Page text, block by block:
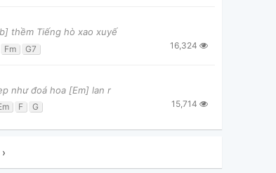
thềm Tiếng hò xao xuyế
Fm G7 16,324
như đoá hoa [Em] lan r
F G 15,714